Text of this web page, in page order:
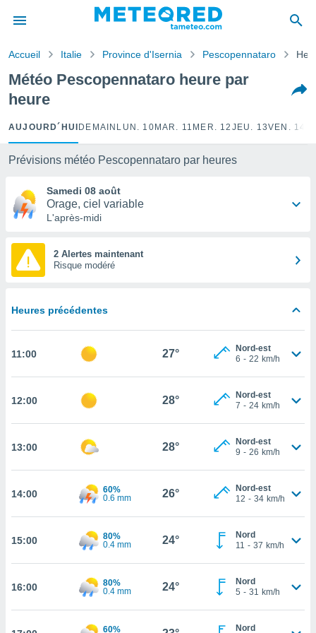
de
a
par
en
les
des
par le
de
des
sur
et
ET
Accueil Italie Province d'Isernia Pescopennataro
Météo Pescopennataro heure par
heure
AUJOURD´HUI DEMAIN LUN. 10 MAR. 11 MER. 12 JEU. 13VEN. 14
Prévisions météo Pescopennataro par heures
Samedi 08 août
Orage, ciel variable
L'après-midi
2 Alertes maintenant
Risque modéré
Heures précédentes
11:00 27°
Nord-est
6 - 22 km/h
12:00 28°
Nord-est
7 - 24 km/h
13:00 28°
Nord-est
9 - 26 km/h
14:00
60%
0.6 mm
26°
Nord-est
12 - 34 km/h
15:00
80%
0.4 mm
24°
Nord
11 - 37 km/h
16:00
80%
0.4 mm
24°
Nord
5 - 31 km/h
60%
Nord